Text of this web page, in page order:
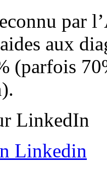
par
aux
(parfois
LinkedIn
Linkedin